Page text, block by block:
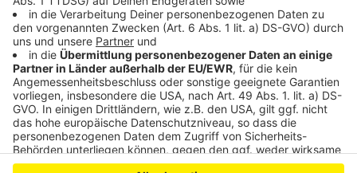
Anzeige
Anzeige